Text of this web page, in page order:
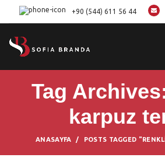
+90 (544) 611 56 44
Tag
karpuz
ANASAYFA POSTS TAGGED